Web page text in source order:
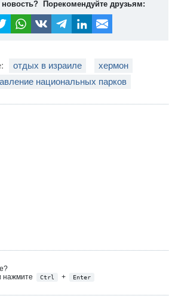
новость? Порекомендуйте друзьям:
отдых в израиле
хермон
национальных парков
нажмите
Ctrl + Enter